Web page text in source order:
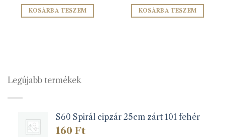
KOSÁRBA TESZEM KOSÁRBA TESZEM
Legújabb termékek
S60 Spirál cipzár 25cm zárt 101 fehér
160 Ft